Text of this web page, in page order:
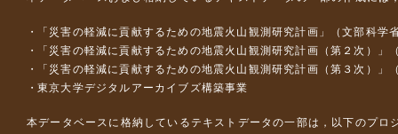
「災害の軽減に貢献するための地震火山観測研究計画」（文部科学
「災害の軽減に貢献するための地震火山観測研究計画（第２次）」
「災害の軽減に貢献するための地震火山観測研究計画（第３次）」
東京大学デジタルアーカイブズ構築事業
本データベースに格納しているテキストデータの一部は，以下のプロ